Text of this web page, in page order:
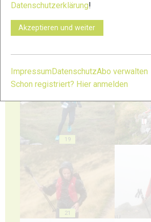
19
21
Datenschutzerklärung!
Akzeptieren und weiter
ImpressumDatenschutzAbo verwalten
Schon registriert? Hier anmelden